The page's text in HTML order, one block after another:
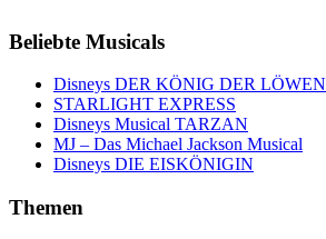
Beliebte Musicals
Disneys DER KÖNIG DER LÖWEN
STARLIGHT EXPRESS
Disneys Musical TARZAN
MJ – Das Michael Jackson Musical
Disneys DIE EISKÖNIGIN
Themen